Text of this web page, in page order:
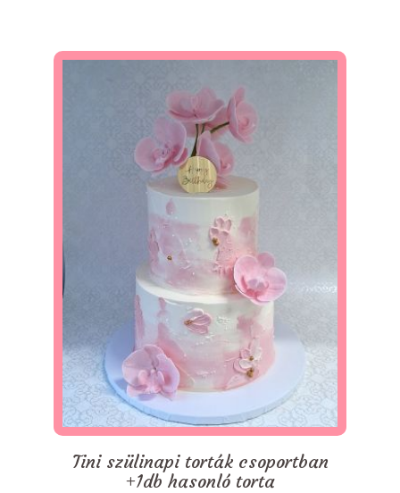
Tini szülinapi torták csoportban
+1db hasonló torta